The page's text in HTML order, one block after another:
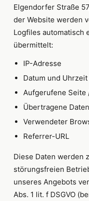
Elgendorfer Straße
der Website werden
Logfiles automatisch
übermittelt:
IP-Adresse
Datum und
Aufgerufene Seite
Übertragene
Verwendeter
Referrer-URL
Diese Daten werden
störungsfreien
unseres Angebots
Abs. 1 lit. f DSGVO